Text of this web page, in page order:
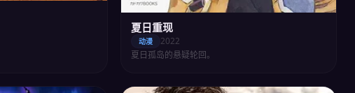
夏日重现
动漫
2022
夏日孤岛的悬疑轮回。